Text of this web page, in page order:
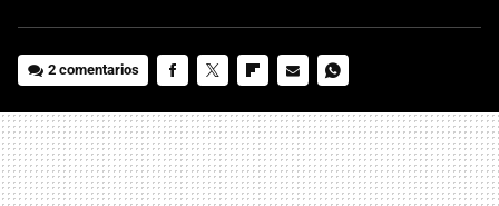
2 comentarios
MAIL